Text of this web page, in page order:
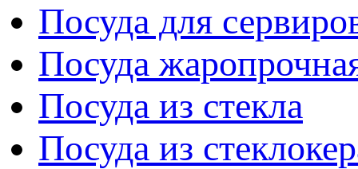
Посуда для
Посуда
Посуда из стекла
Посуда из